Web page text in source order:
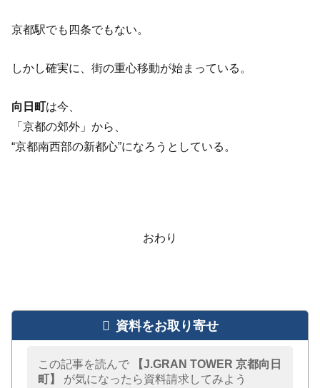
京都駅でも四条でもない。
しかし確実に、街の重心移動が始まっている。
向日町は今、
「京都の郊外」から、
“京都南西部の新都心”になろうとしている。
おわり
資料をお取り寄せ
この記事を読んで
【J.GRAN TOWER 京都向日
町】
が気になったら資料請求してみよう